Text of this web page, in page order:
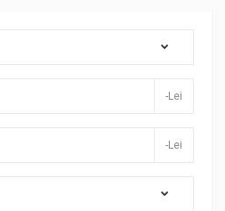
-Lei
-Lei